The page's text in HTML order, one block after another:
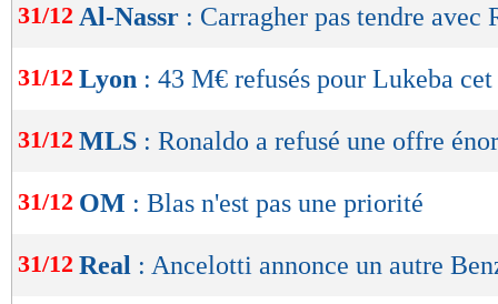
31/12 Al-Nassr : Carragher pas tendre avec
31/12 Lyon : 43 M€ refusés pour Lukeba cet
31/12 MLS : Ronaldo a refusé une offre
31/12 OM : Blas n'est pas une priorité
31/12 Real : Ancelotti annonce un autre